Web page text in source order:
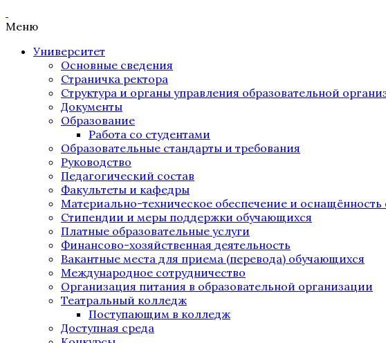
Меню
Университет
Основные сведения
Страничка ректора
Структура и органы управления образовательной
Документы
Образование
Работа со студентами
Образовательные стандарты и требования
Руководство
Педагогический состав
Факультеты и кафедры
Материально-техническое обеспечение и оснащённость
Стипендии и меры поддержки обучающихся
Платные образовательные услуги
Финансово-хозяйственная деятельность
Вакантные места для приема (перевода) обучающихся
Международное сотрудничество
Организация питания в образовательной организации
Театральный колледж
Поступающим в колледж
Доступная среда